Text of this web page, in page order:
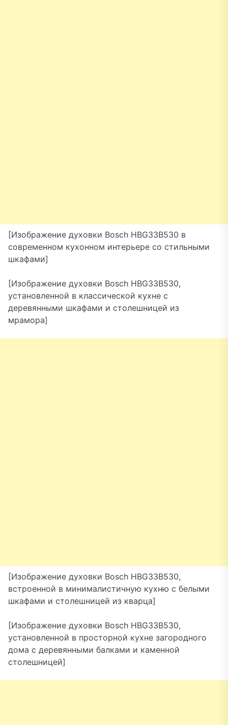
[Изображение духовки Bosch HBG33B530 в
современном кухонном интерьере со стильными
шкафами]
[Изображение духовки Bosch HBG33B530,
установленной в классической кухне с
деревянными шкафами и столешницей из
мрамора]
[Изображение духовки Bosch HBG33B530,
встроенной в минималистичную кухню с белыми
шкафами и столешницей из кварца]
[Изображение духовки Bosch HBG33B530,
установленной в просторной кухне загородного
дома с деревянными балками и каменной
столешницей]